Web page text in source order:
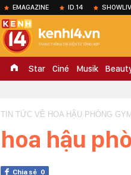
EMAGAZINE ID.14
Star Ciné Musik
TIN TỨC VỀ HOA HẬU PHÒNG
hoa hậu
Chia sẻ 0